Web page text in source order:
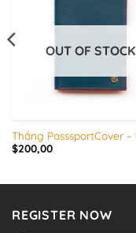
OUT OF STOCK
$200,00
REGISTER NOW